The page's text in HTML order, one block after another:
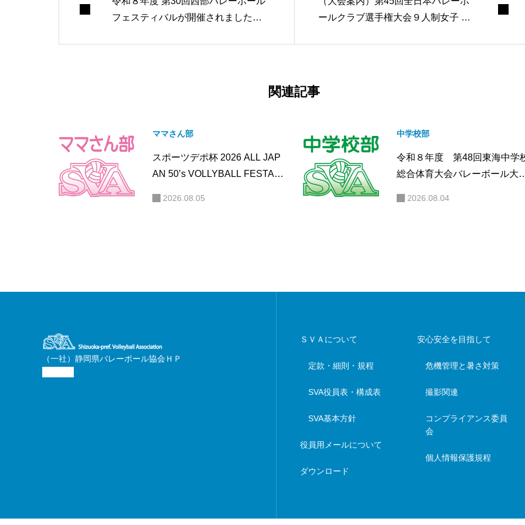
フェスティバルが開催されました。
ールクラブ選手権大会９人制女子 静
関連記事
ママさん部
スポーツデポ杯 2026 ALL JAP
AN 50’s VOLLYBALL FESTA
2026.08.05
中学校部
令和８年度 第48回東海中学
総合体育大会バレーボール大
2026.08.04
（一社）静岡県バレーボール協会ＨＰ
ＳＶＡについて
定款・細則・規程
SVA役員表・構成表
SVA基本方針
役員用メールについて
ダウンロード
安心安全を目指して
危機管理と暑さ対策
撮影関連
コンプライアンス委員
会
個人情報保護規程